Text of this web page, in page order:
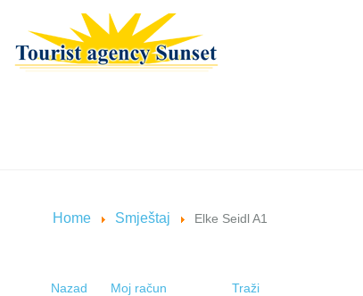
Home Smještaj Elke Seidl A1
Nazad
Moj račun
Traži